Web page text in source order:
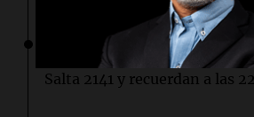
Sociedad
Se realiza el acto aniversario
Salta 2141 y recuerdan a las